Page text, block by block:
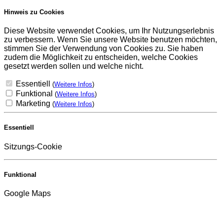
Hinweis zu Cookies
Diese Website verwendet Cookies, um Ihr Nutzungserlebnis
zu verbessern. Wenn Sie unsere Website benutzen möchten,
stimmen Sie der Verwendung von Cookies zu. Sie haben
zudem die Möglichkeit zu entscheiden, welche Cookies
gesetzt werden sollen und welche nicht.
Essentiell (Weitere Infos)
Funktional (Weitere Infos)
Marketing (Weitere Infos)
Essentiell
Sitzungs-Cookie
Funktional
Google Maps